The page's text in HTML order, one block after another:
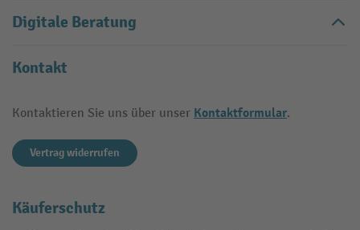
Digitale Beratung
Kontakt
Kontaktieren Sie uns über unser Kontaktformular.
Vertrag widerrufen
Käuferschutz